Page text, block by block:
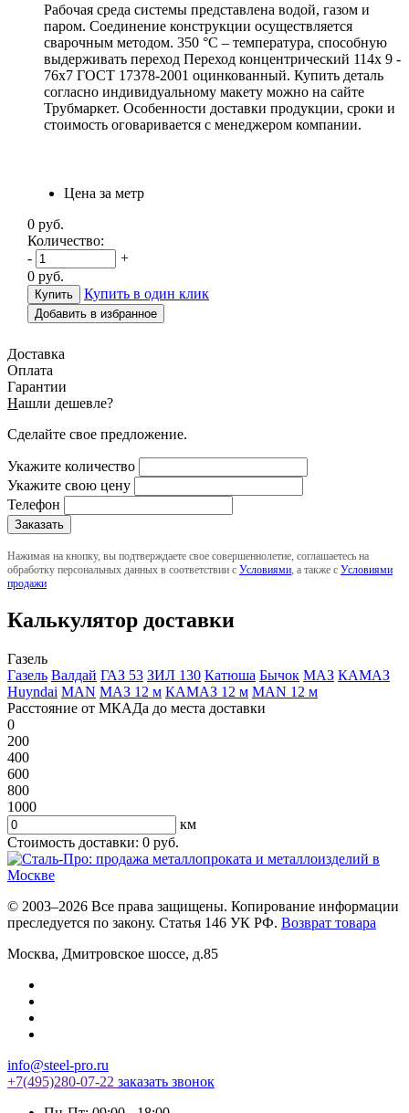
Рабочая среда системы представлена водой, газом и
паром. Соединение конструкции осуществляется
сварочным методом. 350 °С – температура, способную
выдерживать переход Переход концентрический 114х 9 -
76х7 ГОСТ 17378-2001 оцинкованный. Купить деталь
согласно индивидуальному макету можно на сайте
Трубмаркет. Особенности доставки продукции, сроки и
стоимость оговаривается с менеджером компании.
Цена за метр
0 руб.
Количество:
-
+
0 руб.
Купить в один клик
Добавить в избранное
Доставка
Оплата
Гарантии
Нашли дешевле?
Сделайте свое предложение.
Укажите количество
Укажите свою цену
Телефон
Нажимая на кнопку, вы подтверждаете свое совершеннолетие, соглашаетесь на
обработку персональных данных в соответствии с Условиями , а также с Условиями
продажи
Калькулятор доставки
Газель
Газель Валдай ГАЗ 53 ЗИЛ 130 Катюша Бычок МАЗ КАМАЗ
Huyndai MAN МАЗ 12 м КАМАЗ 12 м MAN 12 м
Расстояние от МКАДа до места доставки
0
200
400
600
800
1000
км
Стоимость доставки: 0 руб.
© 2003–2026 Все права защищены. Копирование информации
преследуется по закону. Статья 146 УК РФ. Возврат товара
Москва, Дмитровское шоссе, д.85
info@steel-pro.ru
+7(495)280-07-22 заказать звонок